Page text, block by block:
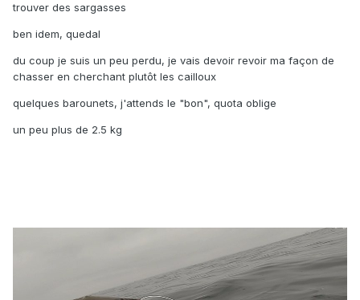
trouver des sargasses
ben idem, quedal
du coup je suis un peu perdu, je vais devoir revoir ma façon de
chasser en cherchant plutôt les cailloux
quelques barounets, j'attends le "bon", quota oblige
un peu plus de 2.5 kg